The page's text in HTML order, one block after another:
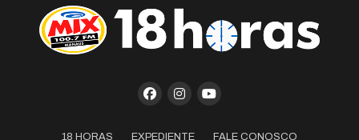
18 HORAS EXPEDIENTE FALE CONOSCO